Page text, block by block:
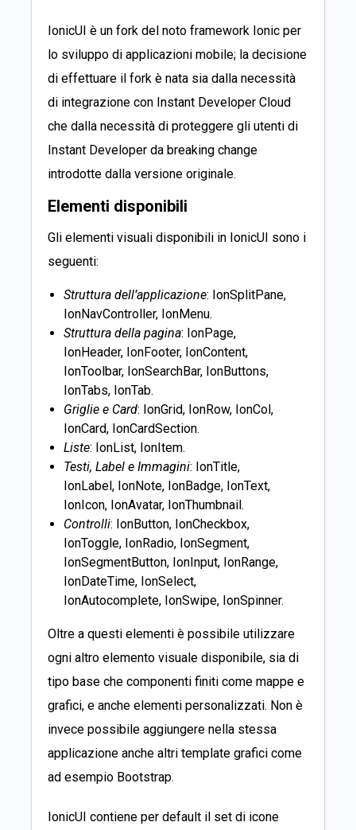
IonicUI è un fork del noto framework Ionic per
lo sviluppo di applicazioni mobile; la decisione
di effettuare il fork è nata sia dalla necessità
di integrazione con Instant Developer Cloud
che dalla necessità di proteggere gli utenti di
Instant Developer da breaking change
introdotte dalla versione originale.
Elementi disponibili
Gli elementi visuali disponibili in IonicUI sono i
seguenti:
Struttura dell’applicazione: IonSplitPane,
IonNavController, IonMenu.
Struttura della pagina: IonPage,
IonHeader, IonFooter, IonContent,
IonToolbar, IonSearchBar, IonButtons,
IonTabs, IonTab.
Griglie e Card: IonGrid, IonRow, IonCol,
IonCard, IonCardSection.
Liste: IonList, IonItem.
Testi, Label e Immagini: IonTitle,
IonLabel, IonNote, IonBadge, IonText,
IonIcon, IonAvatar, IonThumbnail.
Controlli: IonButton, IonCheckbox,
IonToggle, IonRadio, IonSegment,
IonSegmentButton, IonInput, IonRange,
IonDateTime, IonSelect,
IonAutocomplete, IonSwipe, IonSpinner.
Oltre a questi elementi è possibile utilizzare
ogni altro elemento visuale disponibile, sia di
tipo base che componenti finiti come mappe e
grafici, e anche elementi personalizzati. Non è
invece possibile aggiungere nella stessa
applicazione anche altri template grafici come
ad esempio Bootstrap.
IonicUI contiene per default il set di icone